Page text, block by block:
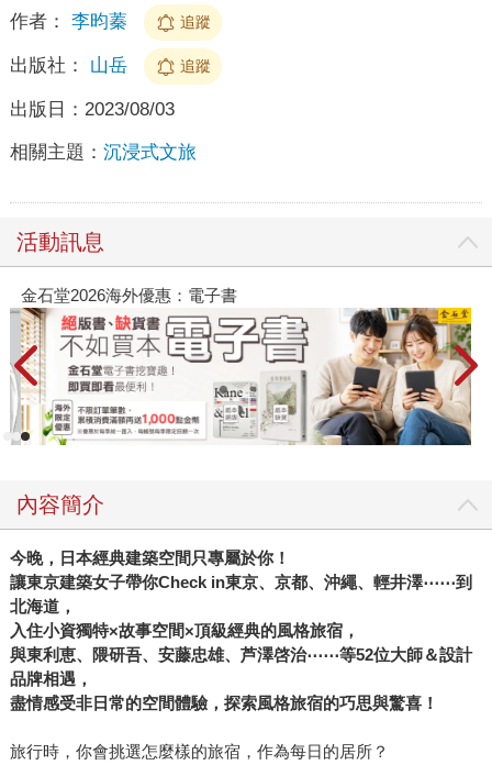
作者： 李昀蓁 追蹤
出版社： 山岳 追蹤
出版日： 2023/08/03
相關主題： 沉浸式文旅
活動訊息
金石堂2026海外優惠：電子書
內容簡介
今晚，日本經典建築空間只專屬於你！
讓東京建築女子帶你Check in東京、京都、沖繩、輕井澤⋯⋯到
北海道，
入住小資獨特×故事空間×頂級經典的風格旅宿，
與東利恵、隈研吾、安藤忠雄、芦澤啓治⋯⋯等52位大師＆設計
品牌相遇，
盡情感受非日常的空間體驗，探索風格旅宿的巧思與驚喜！
旅行時，你會挑選怎麼樣的旅宿，作為每日的居所？